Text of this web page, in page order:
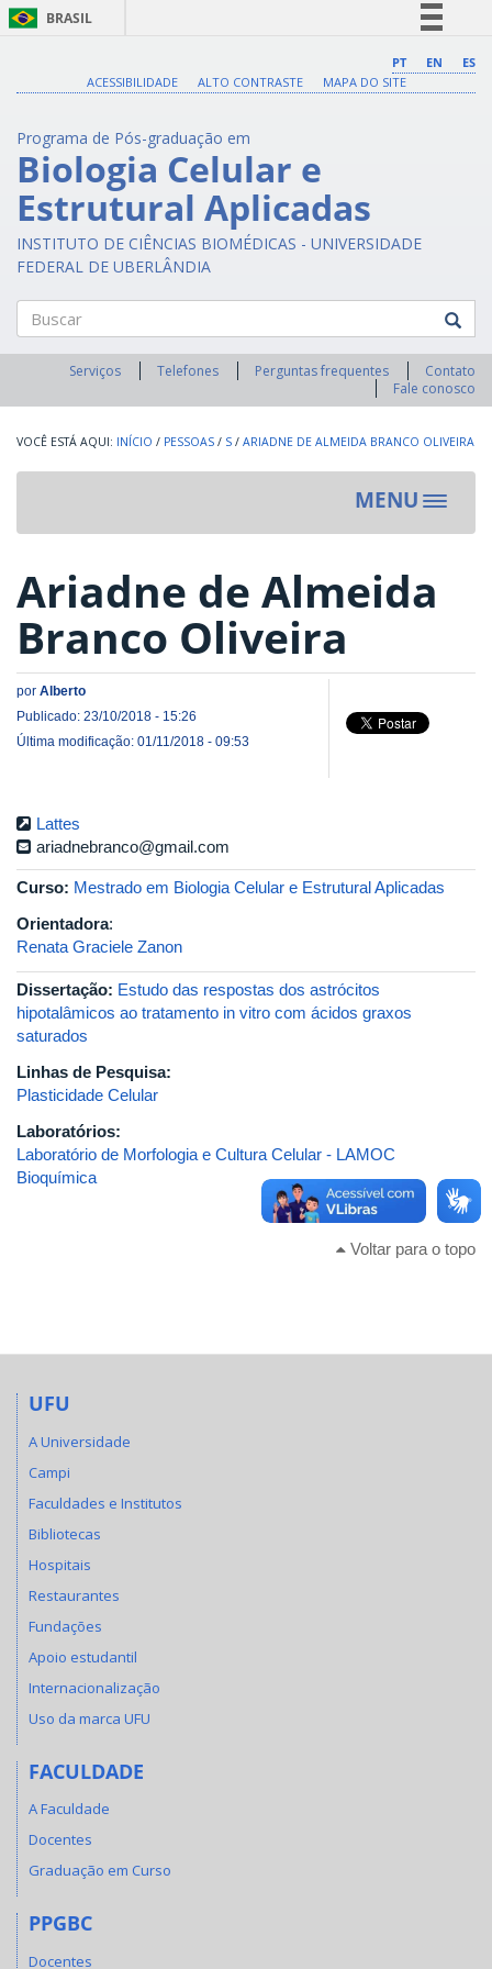
BRASIL
Comunica BR
Legislação
Canais
PT EN
ES
ACESSIBILIDADE
ALTO CONTRASTE MAPA DO SITE
Programa de Pós-graduação em
Biologia Celular e
Estrutural Aplicadas
INSTITUTO DE CIÊNCIAS BIOMÉDICAS - UNIVERSIDADE
FEDERAL DE UBERLÂNDIA
Buscar
Serviços Telefones Perguntas frequentes
Contato
Fale conosco
INÍCIO / PESSOAS / S / ARIADNE DE ALMEIDA BRANCO OLIVEIRA
MENU
Toggle
Ariadne de Almeida
Branco Oliveira
por Alberto
Publicado: 23/10/2018 - 15:26
Última modificação: 01/11/2018 - 09:53
Lattes
ariadnebranco@gmail.com
Curso: Mestrado em Biologia Celular e Estrutural Aplicadas
Orientadora:
Renata Graciele Zanon
Dissertação: Estudo das respostas dos astrócitos
hipotalâmicos ao tratamento in vitro com ácidos graxos
saturados
Linhas de Pesquisa:
Plasticidade Celular
Laboratórios:
Laboratório de Morfologia e Cultura Celular - LAMOC
Bioquímica
Voltar para o topo
UFU
A Universidade
Campi
Faculdades e Institutos
Bibliotecas
Hospitais
Restaurantes
Fundações
Apoio estudantil
Internacionalização
Uso da marca UFU
FACULDADE
A Faculdade
Docentes
Graduação em Curso
PPGBC
Docentes